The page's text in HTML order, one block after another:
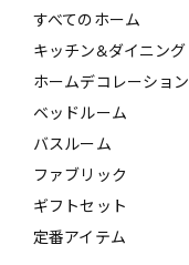
すべてのホーム
キッチン&ダイニング
ホームデコレーション
ベッドルーム
バスルーム
ファブリック
ギフトセット
定番アイテム